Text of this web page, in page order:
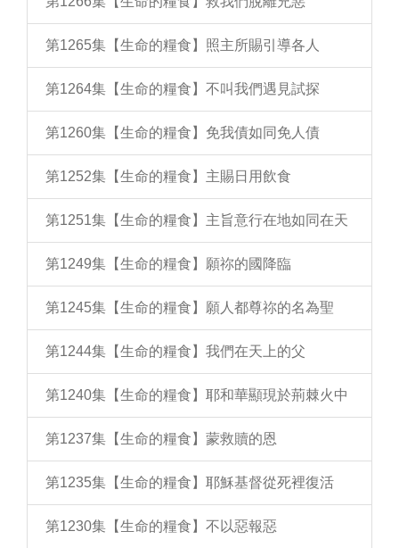
第1265集【生命的糧食】照主所賜引導各人
第1264集【生命的糧食】不叫我們遇見試探
第1260集【生命的糧食】免我債如同免人債
第1252集【生命的糧食】主賜日用飲食
第1251集【生命的糧食】主旨意行在地如同在天
第1249集【生命的糧食】願祢的國降臨
第1245集【生命的糧食】願人都尊祢的名為聖
第1244集【生命的糧食】我們在天上的父
第1240集【生命的糧食】耶和華顯現於荊棘火中
第1237集【生命的糧食】蒙救贖的恩
第1235集【生命的糧食】耶穌基督從死裡復活
第1230集【生命的糧食】不以惡報惡